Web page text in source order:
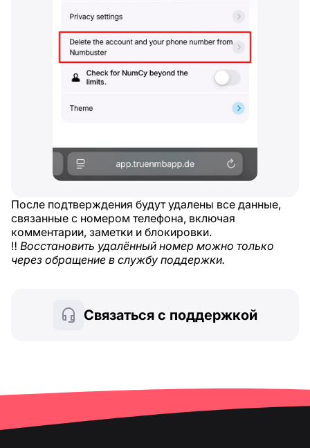
После подтверждения будут удалены все данные,
связанные с номером телефона, включая
комментарии, заметки и блокировки.
‼️ Восстановить удалённый номер можно только
через обращение в службу поддержки.
Связаться с поддержкой